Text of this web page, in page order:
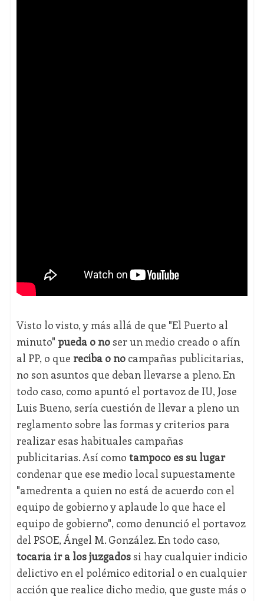
Visto lo visto, y más allá de que "El Puerto al
minuto" pueda o noser un medio creado o afín
al PP, o que reciba o nocampañas publicitarias,
no son asuntos que deban llevarse a pleno. En
todo caso, como apuntó el portavoz de IU, Jose
Luis Bueno, sería cuestión de llevar a pleno un
reglamento sobre las formas y criterios para
realizar esas habituales campañas
publicitarias. Así como tampoco es su lugar
condenar que ese medio local supuestamente
"amedrenta a quien no está de acuerdo con el
equipo de gobierno y aplaude lo que hace el
equipo de gobierno", como denunció el portavoz
del PSOE, Ángel M. González. En todo caso,
tocaría ir a los juzgadossi hay cualquier indicio
delictivo en el polémico editorial o en cualquier
acción que realice dicho medio, que guste más o